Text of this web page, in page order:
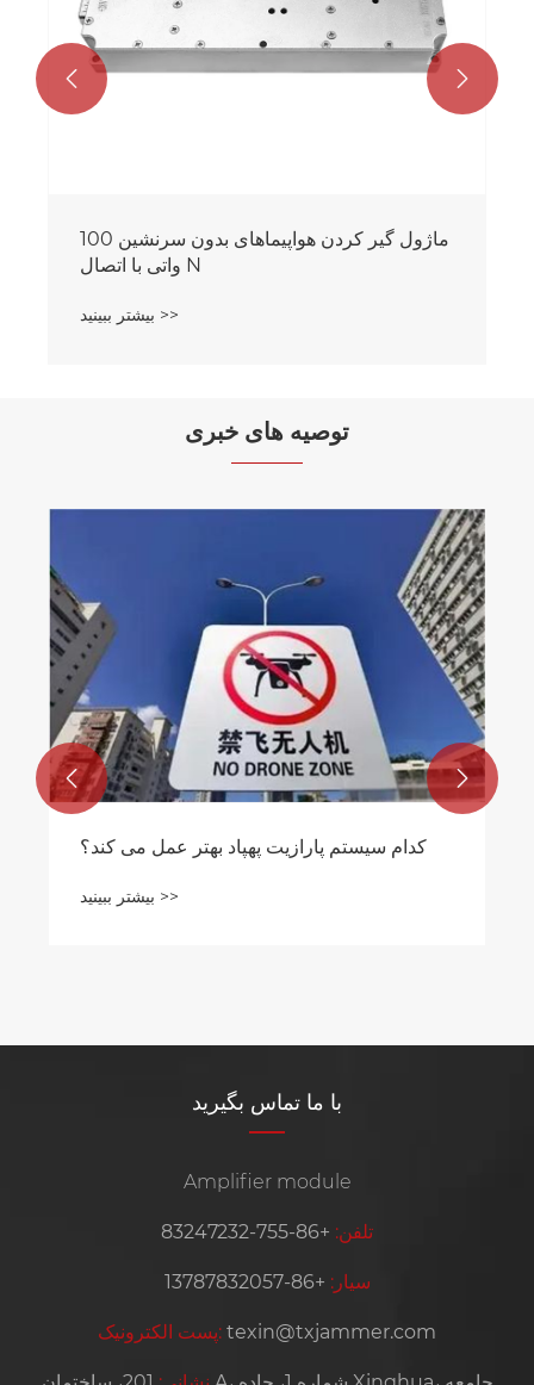
ماژول گیر کردن هواپیماهای بدون سرنشین 100
واتی با اتصال N
بیشتر ببینید >>
 
توصیه های خبری
کدام سیستم پارازیت پهپاد بهتر عمل می کند؟
بیشتر ببینید >>
 
با ما تماس بگیرید
Amplifier module
تلفن: +86-755-83247232
سیار: +86-13787832057
پست الکترونیک: texin@txjammer.com